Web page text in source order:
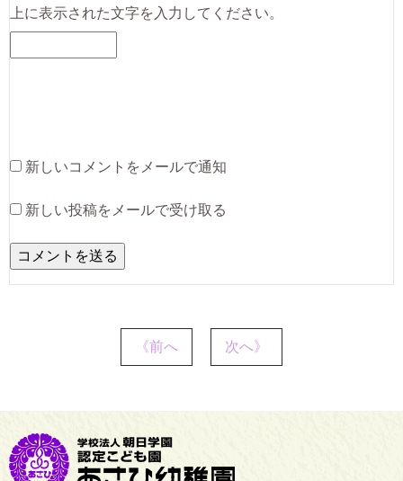
上に表示された文字を入力してください。
新しいコメントをメールで通知
新しい投稿をメールで受け取る
《前へ 次へ》